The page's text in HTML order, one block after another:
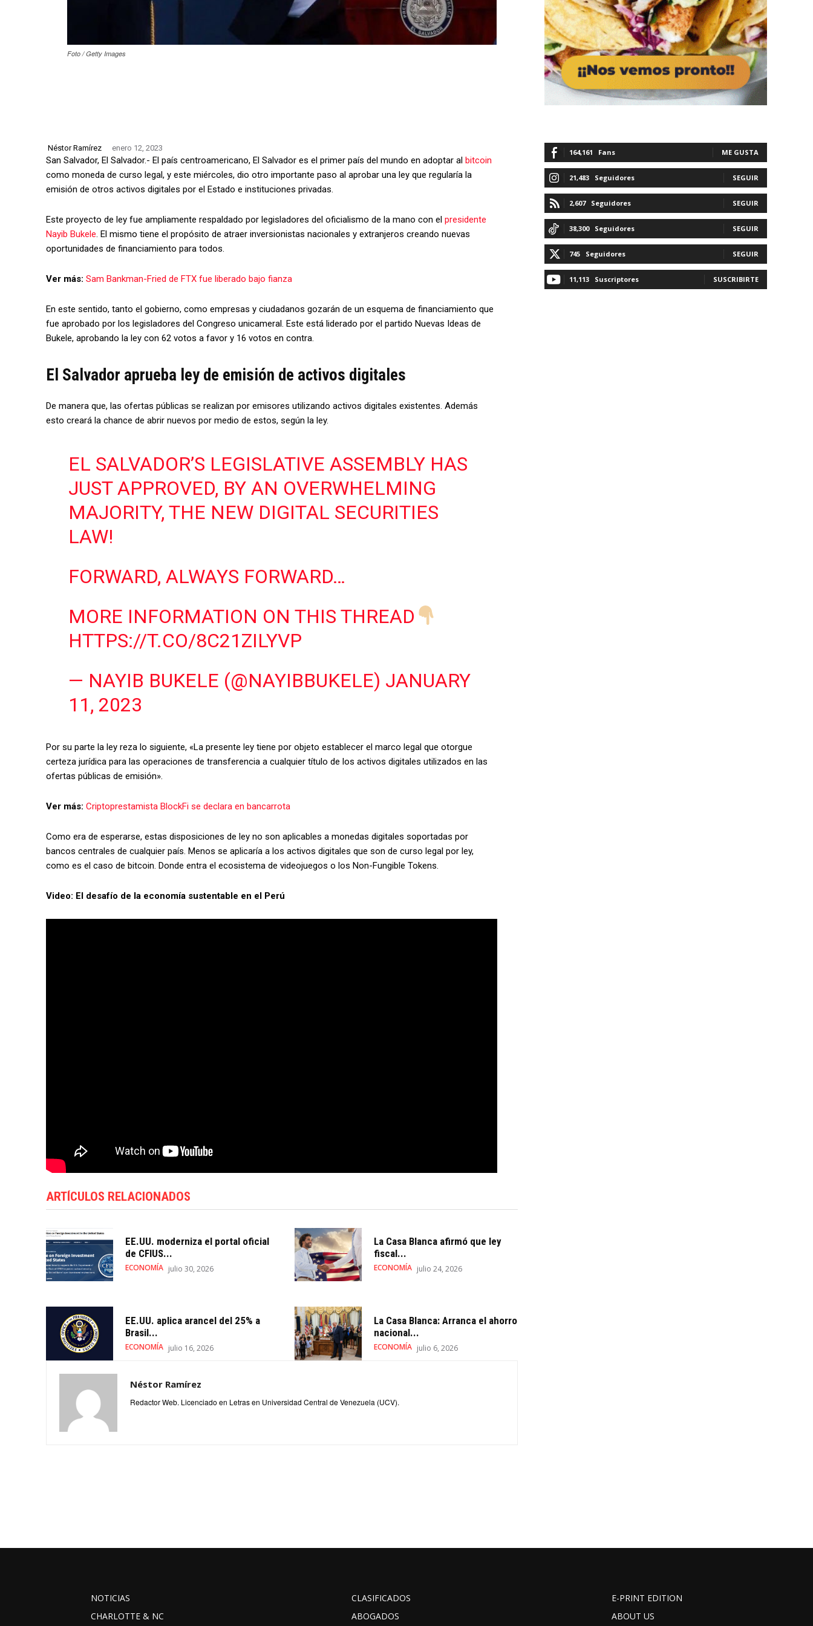
Foto / Getty Images
Néstor Ramírez enero 12, 2023
San Salvador, El Salvador.- El país centroamericano, El Salvador es el primer país del mundo en adoptar al bitcoin
como moneda de curso legal, y este miércoles, dio otro importante paso al aprobar una ley que regularía la
emisión de otros activos digitales por el Estado e instituciones privadas.
Este proyecto de ley fue ampliamente respaldado por legisladores del oficialismo de la mano con el presidente
Nayib Bukele. El mismo tiene el propósito de atraer inversionistas nacionales y extranjeros creando nuevas
oportunidades de financiamiento para todos.
Ver más: Sam Bankman-Fried de FTX fue liberado bajo fianza
En este sentido, tanto el gobierno, como empresas y ciudadanos gozarán de un esquema de financiamiento que
fue aprobado por los legisladores del Congreso unicameral. Este está liderado por el partido Nuevas Ideas de
Bukele, aprobando la ley con 62 votos a favor y 16 votos en contra.
El Salvador aprueba ley de emisión de activos digitales
De manera que, las ofertas públicas se realizan por emisores utilizando activos digitales existentes. Además
esto creará la chance de abrir nuevos por medio de estos, según la ley.
EL SALVADOR’S LEGISLATIVE ASSEMBLY HAS
JUST APPROVED, BY AN OVERWHELMING
MAJORITY, THE NEW DIGITAL SECURITIES
LAW!
FORWARD, ALWAYS FORWARD…
MORE INFORMATION ON THIS THREAD
HTTPS://T.CO/8C21ZILYVP
— NAYIB BUKELE (@NAYIBBUKELE) JANUARY
11, 2023
Por su parte la ley reza lo siguiente, «La presente ley tiene por objeto establecer el marco legal que otorgue
certeza jurídica para las operaciones de transferencia a cualquier título de los activos digitales utilizados en las
ofertas públicas de emisión».
Ver más: Criptoprestamista BlockFi se declara en bancarrota
Como era de esperarse, estas disposiciones de ley no son aplicables a monedas digitales soportadas por
bancos centrales de cualquier país. Menos se aplicaría a los activos digitales que son de curso legal por ley,
como es el caso de bitcoin. Donde entra el ecosistema de videojuegos o los Non-Fungible Tokens.
Video: El desafío de la economía sustentable en el Perú
ARTÍCULOS RELACIONADOS
EE.UU. moderniza el portal oficial
de CFIUS...
ECONOMÍA julio 30, 2026
La Casa Blanca afirmó que ley
fiscal...
ECONOMÍA julio 24, 2026
EE.UU. aplica arancel del 25% a
Brasil...
ECONOMÍA julio 16, 2026
La Casa Blanca: Arranca el ahorro
nacional...
ECONOMÍA julio 6, 2026
Néstor Ramírez
Redactor Web. Licenciado en Letras en Universidad Central de Venezuela (UCV).
164,161 Fans ME GUSTA
21,483 Seguidores SEGUIR
2,607 Seguidores SEGUIR
38,300 Seguidores SEGUIR
745 Seguidores SEGUIR
11,113 Suscriptores SUSCRIBIRTE
NOTICIAS
CHARLOTTE & NC
CLASIFICADOS
ABOGADOS
E-PRINT EDITION
ABOUT US